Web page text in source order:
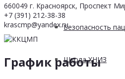
Безопасность
Школа ХНИЗ
660049 г. Красноярск, Проспект
+7 (391) 212-38-38
krascmp@yandex.ru
График работы